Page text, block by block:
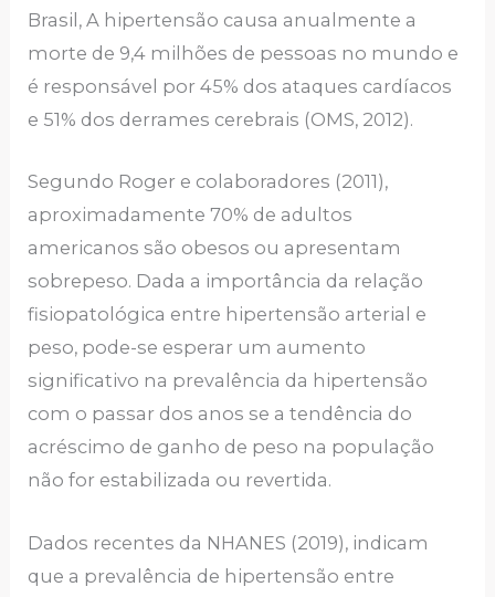
Brasil, A hipertensão causa anualmente a
morte de 9,4 milhões de pessoas no mundo e
é responsável por 45% dos ataques cardíacos
e 51% dos derrames cerebrais (OMS, 2012).
Segundo Roger e colaboradores (2011),
aproximadamente 70% de adultos
americanos são obesos ou apresentam
sobrepeso. Dada a importância da relação
fisiopatológica entre hipertensão arterial e
peso, pode-se esperar um aumento
significativo na prevalência da hipertensão
com o passar dos anos se a tendência do
acréscimo de ganho de peso na população
não for estabilizada ou revertida.
Dados recentes da NHANES (2019), indicam
que a prevalência de hipertensão entre